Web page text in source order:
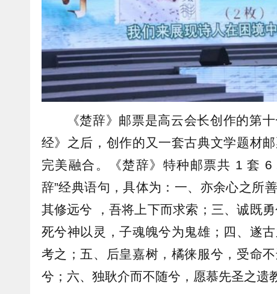
《楚辞》邮票是高云会长创作的第
经》之后，创作的又一套古典文学题材
完美融合。《楚辞》特种邮票共 1 套
辞”经典语句，具体为：一、亦余心之所
其修远兮 ，吾将上下而求索；三、诚既
死兮神以灵，子魂魄兮为鬼雄；四、遂
考之；五、后皇嘉树，橘徕服兮，受命
兮；六、独耿介而不随兮，愿慕先圣之遗